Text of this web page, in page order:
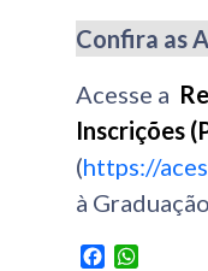
Confira as
Acesse a
Inscrições
(https://
à
Facebook